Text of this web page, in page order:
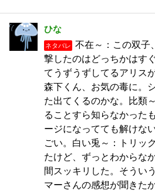
ひな
ネタバレ
不在～：この双子
撃したのはどっちかはす
てうずうずしてるアリス
森下くん、お気の毒に。
た出てくるのかな。比類
ることすら知らなかった
ージになってても解けな
ごい。白い兎～：トリッ
たけど、ずっとわからな
間スッキリした。そうい
マーさんの感想が聞きた